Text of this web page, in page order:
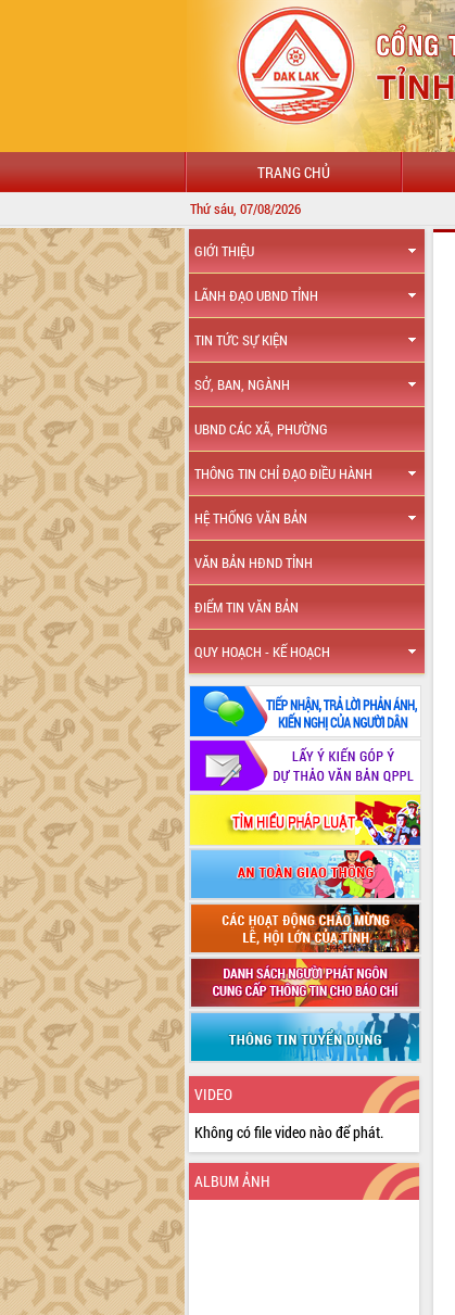
TRANG CHỦ
Thứ sáu, 07/08/2026
GIỚI THIỆU
LÃNH ĐẠO UBND TỈNH
TIN TỨC SỰ KIỆN
SỞ, BAN, NGÀNH
UBND CÁC XÃ, PHƯỜNG
THÔNG TIN CHỈ ĐẠO ĐIỀU HÀNH
HỆ THỐNG VĂN BẢN
VĂN BẢN HĐND TỈNH
ĐIỂM TIN VĂN BẢN
QUY HOẠCH - KẾ HOẠCH
VIDEO
Không có file video nào để phát.
ALBUM ẢNH